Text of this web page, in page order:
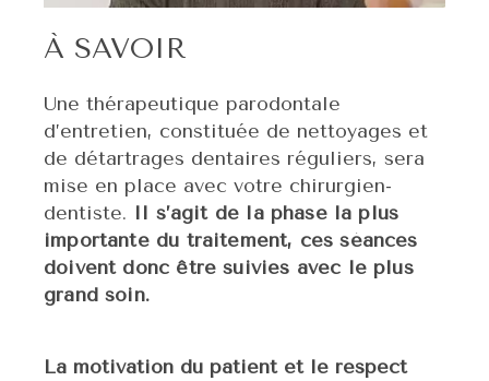
À SAVOIR
Une thérapeutique parodontale
d’entretien, constituée de nettoyages et
de détartrages dentaires réguliers, sera
mise en place avec votre chirurgien-
dentiste. Il s’agit de la phase la plus
importante du traitement, ces séances
doivent donc être suivies avec le plus
grand soin.
La motivation du patient et le respect